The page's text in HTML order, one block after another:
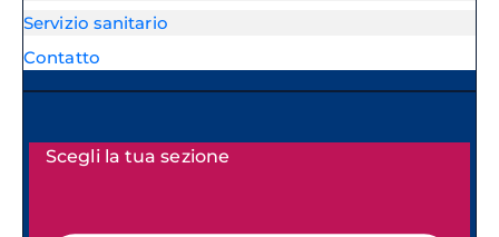
Servizio sanitario
Contatto
Scegli la tua sezione